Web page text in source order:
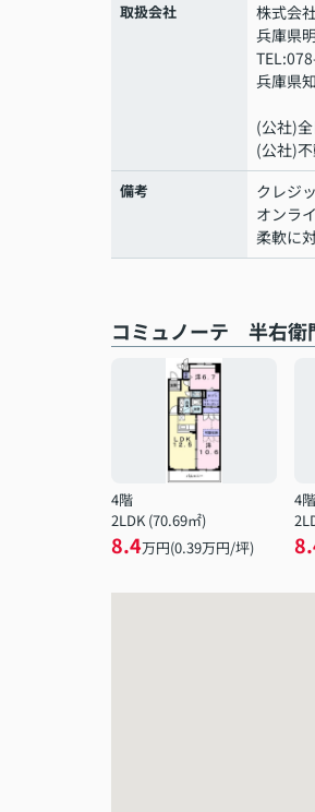
取扱会社
株式会
兵庫県
兵庫県
(公社)
(公社)
備考
クレジ
オンラ
柔軟に
コミュノーテ 半右衛
4階
2LDK (70.69㎡)
8.4万円(0.39万円/坪)
4階